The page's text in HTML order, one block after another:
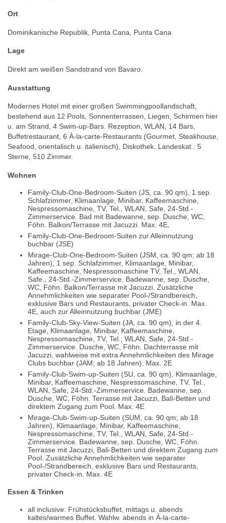
Ort
Dominikanische Republik, Punta Cana, Punta Cana
Lage
Direkt am weißen Sandstrand von Bavaro.
Ausstattung
Modernes Hotel mit einer großen Swimmingpoollandschaft,
bestehend aus 12 Pools, Sonnenterrassen, Liegen, Schirmen hier
u. am Strand, 4 Swim-up-Bars. Rezeption, WLAN, 14 Bars,
Buffetrestaurant, 6 À-la-carte-Restaurants (Gourmet, Steakhouse,
Seafood, orientalisch u. italienisch), Diskothek. Landeskat.: 5
Sterne, 510 Zimmer.
Wohnen
Family-Club-One-Bedroom-Suiten (JS, ca. 90 qm), 1 sep.
Schlafzimmer, Klimaanlage, Minibar, Kaffeemaschine,
Nespressomaschine, TV, Tel., WLAN, Safe, 24-Std.-
Zimmerservice. Bad mit Badewanne, sep. Dusche, WC,
Föhn. Balkon/Terrasse mit Jacuzzi. Max. 4E,
Family-Club-One-Bedroom-Suiten zur Alleinnutzung
buchbar (JSE)
Mirage-Club-One-Bedroom-Suiten (JSM, ca. 90 qm; ab 18
Jahren), 1 sep. Schlafzimmer, Klimaanlage, Minibar,
Kaffeemaschine, Nespressomaschine TV, Tel., WLAN,
Safe., 24-Std.-Zimmerservice. Badewanne, sep. Dusche,
WC, Föhn. Balkon/Terrasse mit Jacuzzi. Zusätzliche
Annehmlichkeiten wie separater Pool-/Strandbereich,
exklusive Bars und Restaurants, privater Check-in. Max.
4E, auch zur Alleinnutzung buchbar (JME)
Family-Club-Sky-View-Suiten (JA, ca. 90 qm), in der 4.
Etage, Klimaanlage, Minibar, Kaffeemaschine,
Nespressomaschine, TV, Tel., WLAN, Safe, 24-Std.-
Zimmerservice. Dusche, WC, Föhn. Dachterrasse mit
Jacuzzi, wahlweise mit extra Annehmlichkeiten des Mirage
Clubs buchbar (JAM; ab 18 Jahren). Max. 2E
Family-Club-Swim-up-Suiten (SU, ca. 90 qm), Klimaanlage,
Minibar, Kaffeemaschine, Nespressomaschine, TV, Tel.,
WLAN, Safe, 24-Std.-Zimmerservice. Badewanne, sep.
Dusche, WC, Föhn. Terrasse mit Jacuzzi, Bali-Betten und
direktem Zugang zum Pool. Max. 4E
Mirage-Club-Swim-up-Suiten (SUM, ca. 90 qm; ab 18
Jahren), Klimaanlage, Minibar, Kaffeemaschine,
Nespressomaschine, TV, Tel., WLAN, Safe, 24-Std.-
Zimmerservice. Badewanne, sep. Dusche, WC, Föhn.
Terrasse mit Jacuzzi, Bali-Betten und direktem Zugang zum
Pool. Zusätzliche Annehmlichkeiten wie separater
Pool-/Strandbereich, exklusive Bars und Restaurants,
privater Check-in. Max. 4E
Essen & Trinken
all inclusive: Frühstücksbuffet, mittags u. abends
kaltes/warmes Buffet. Wahlw. abends in À-la-carte-